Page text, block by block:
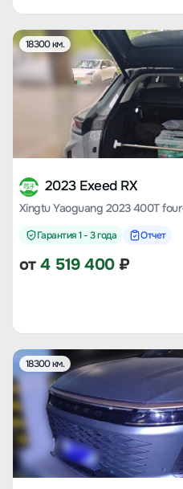
18300 км.
2023 Exeed RX
Xingtu Yaoguang 2023 400T
Гарантия 1 - 3 года Отчет
от4 519 400₽
18300 км.